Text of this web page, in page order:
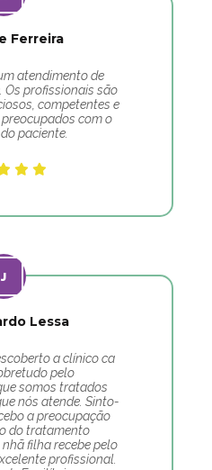
Ferreira
atendimento de
profissionais são
competentes e
com o
paciente.
Lessa
a clínico ca
pelo
somos tratados
nós atende. Sinto-
a preocupação
do tratamento
filha recebe pelo
profissional.